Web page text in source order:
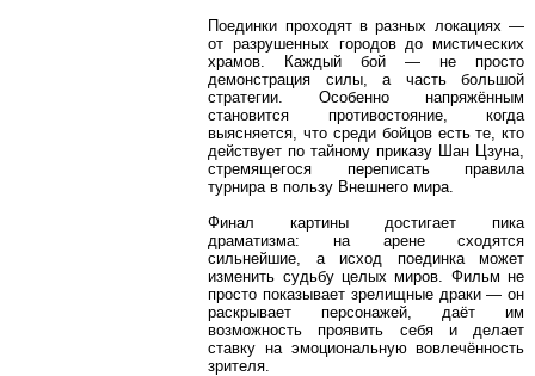
Поединки проходят в разных локациях —
от разрушенных городов до мистических
храмов. Каждый бой — не просто
демонстрация силы, а часть большой
стратегии. Особенно напряжённым
становится противостояние, когда
выясняется, что среди бойцов есть те, кто
действует по тайному приказу Шан Цзуна,
стремящегося переписать правила
турнира в пользу Внешнего мира.
Финал картины достигает пика
драматизма: на арене сходятся
сильнейшие, а исход поединка может
изменить судьбу целых миров. Фильм не
просто показывает зрелищные драки — он
раскрывает персонажей, даёт им
возможность проявить себя и делает
ставку на эмоциональную вовлечённость
зрителя.